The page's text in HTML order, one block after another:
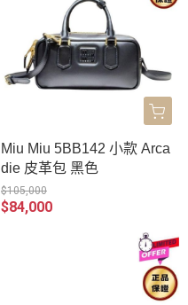
Miu Miu 5BB142 小款 Arca
die 皮革包 黑色
$105,000
$84,000